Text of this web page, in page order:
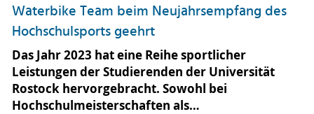
Waterbike Team beim Neujahrsempfang des
Hochschulsports geehrt
Das Jahr 2023 hat eine Reihe sportlicher
Leistungen der Studierenden der Universität
Rostock hervorgebracht. Sowohl bei
Hochschulmeisterschaften als…